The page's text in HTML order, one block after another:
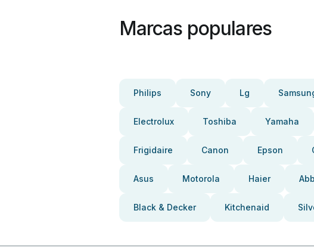
Marcas populares
Philips Sony Lg
Electrolux Toshiba Yamaha
Frigidaire Canon Epson
Asus Motorola Haier Abb
Black & Decker Kitchenaid